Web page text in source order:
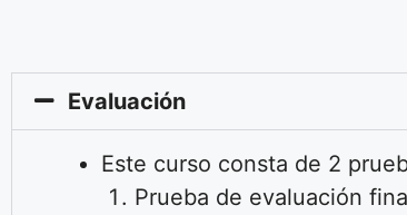
Evaluación
Este curso consta de 2
Prueba de evaluación